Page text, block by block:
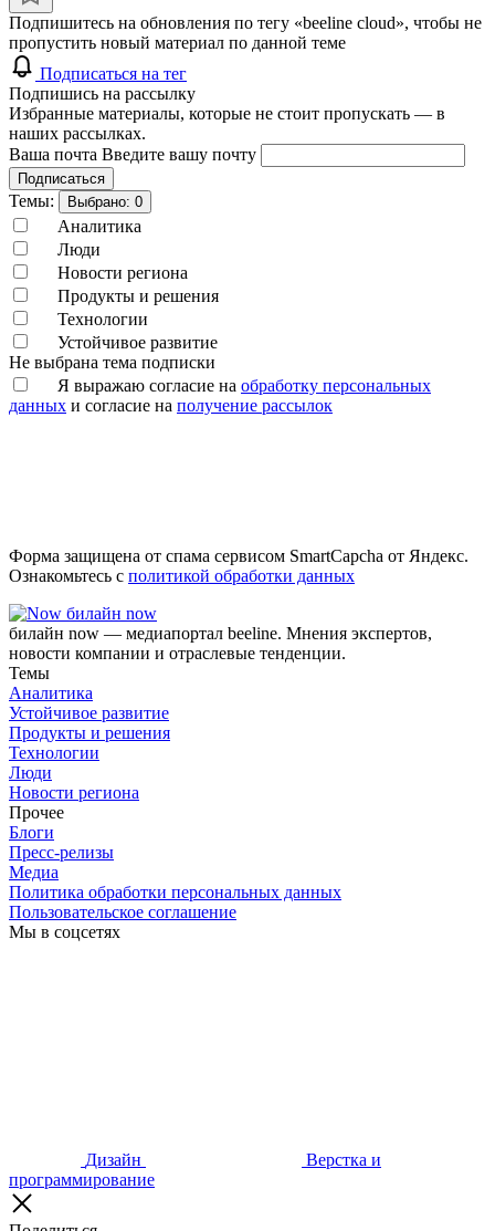
Подпишитесь на обновления по тегу «beeline cloud», чтобы не
пропустить новый материал по данной теме
Подписаться на тег
Подпишись на рассылку
Избранные материалы, которые не стоит пропускать — в
наших рассылках.
Ваша почта Введите вашу почту
Подписаться
Темы: Выбрано: 0
Аналитика
Люди
Новости региона
Продукты и решения
Технологии
Устойчивое развитие
Не выбрана тема подписки
Я выражаю согласие на обработку персональных
данных и согласие на получение рассылок
Форма защищена от спама сервисом SmartCapcha от Яндекс.
Ознакомьтесь с политикой обработки данных
билайн now
билайн now — медиапортал beeline. Мнения экспертов,
новости компании и отраслевые тенденции.
Темы
Аналитика
Устойчивое развитие
Продукты и решения
Технологии
Люди
Новости региона
Прочее
Блоги
Пресс-релизы
Медиа
Политика обработки персональных данных
Пользовательское соглашение
Мы в соцсетях
Дизайн
Верстка и
программирование